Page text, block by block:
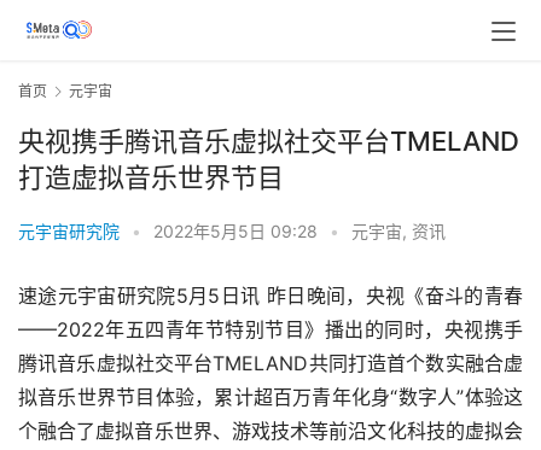
首页 元宇宙
央视携手腾讯音乐虚拟社交平台TMELAND
打造虚拟音乐世界节目
元宇宙研究院 • 2022年5月5日 09:28 • 元宇宙, 资讯
速途元宇宙研究院5月5日讯 昨日晚间，央视《奋斗的青春
——2022年五四青年节特别节目》播出的同时，央视携手
腾讯音乐虚拟社交平台TMELAND共同打造首个数实融合虚
拟音乐世界节目体验，累计超百万青年化身“数字人”体验这
个融合了虚拟音乐世界、游戏技术等前沿文化科技的虚拟会